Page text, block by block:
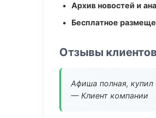
Архив новостей и
Бесплатное
Отзывы клиентов
Афиша полная, купил
— Клиент компании